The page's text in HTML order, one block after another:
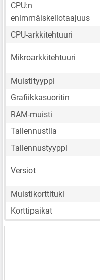
CPU:n
enimmäiskellotaajuus
CPU-arkkitehtuuri
Mikroarkkitehtuuri
Muistityyppi
Grafiikkasuoritin
RAM-muisti
Tallennustila
Tallennustyyppi
Versiot
Muistikorttituki
Korttipaikat